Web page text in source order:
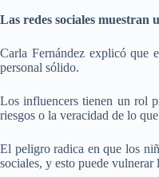
Las redes sociales
Carla Fernández explicó que
personal sólido.
Los influencers tienen un rol
riesgos o la veracidad de lo
El peligro radica en que los
sociales, y esto puede